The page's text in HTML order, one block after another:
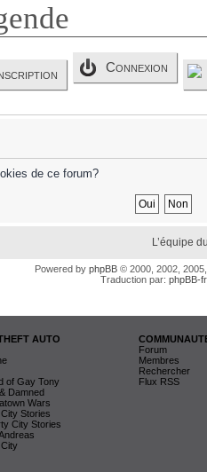
Connexion
de ce forum?
L’équipe
Powered by phpBB © 2000, 2002,
Traduction par: phpBB-
AUTO
of Gay Tony
Damned
Wars
Stories
City Stories
Forum
Membres
Rechercher
Flux RSS